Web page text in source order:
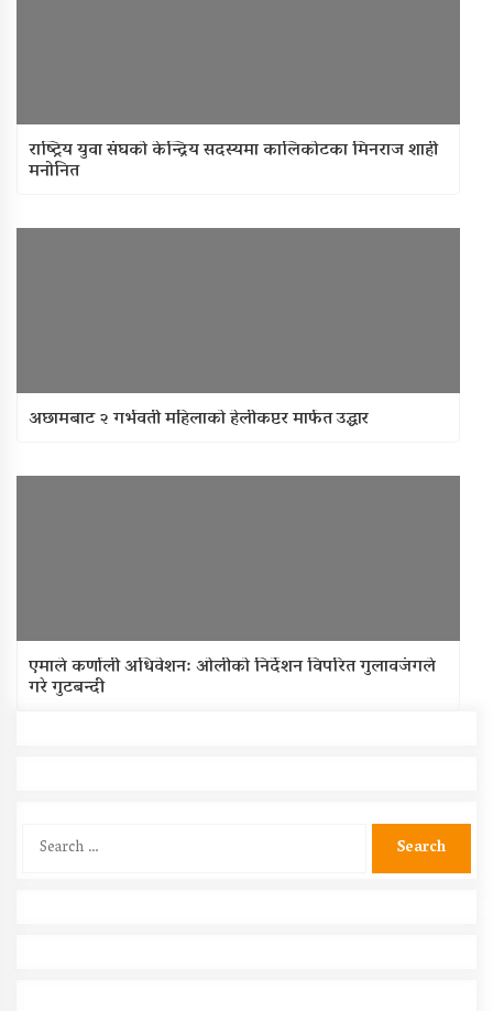
राष्ट्रिय युवा संघको केन्द्रिय सदस्यमा कालिकोटका मिनराज शाही
मनोनित
अछामबाट २ गर्भवती महिलाको हेलीकप्टर मार्फत उद्धार
एमाले कर्णाली अधिवेशन: ओलीको निर्देशन विपरित गुलावजंगले
गरे गुटबन्दी
Search